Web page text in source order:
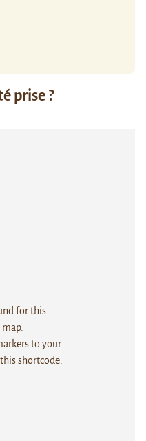
prise ?
for this
to your
shortcode.